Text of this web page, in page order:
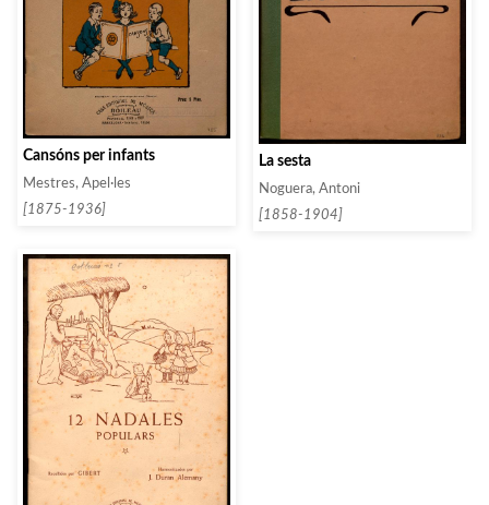
Cansóns per infants
Mestres, Apel·les
[1875-1936]
La sesta
Noguera, Antoni
[1858-1904]